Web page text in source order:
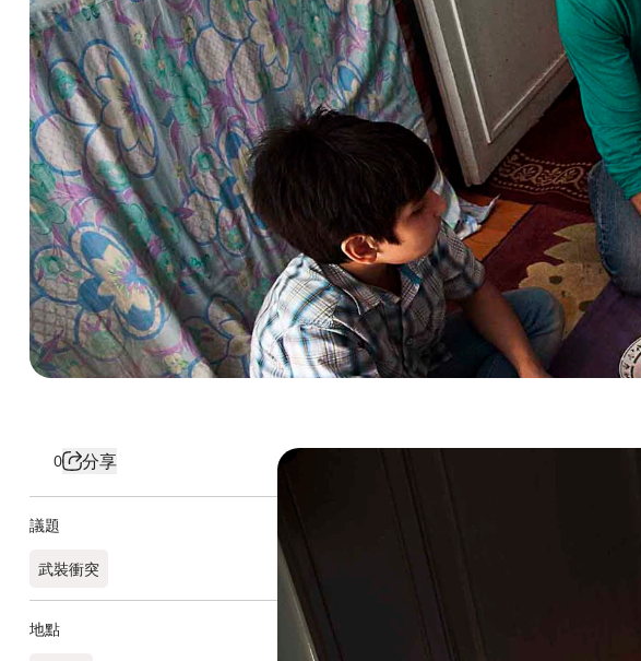
0 分享
議題
武裝衝突
地點